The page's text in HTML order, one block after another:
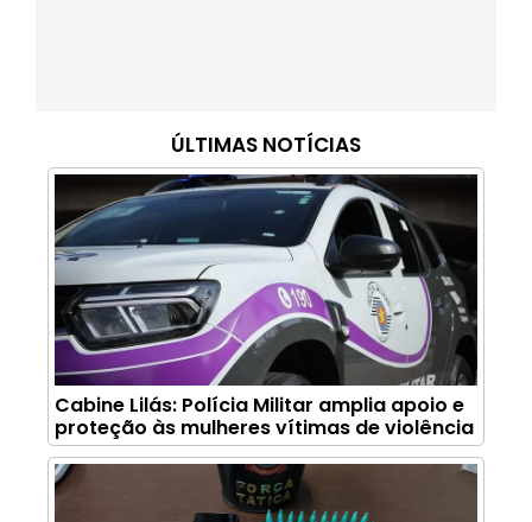
ÚLTIMAS NOTÍCIAS
Cabine Lilás: Polícia Militar amplia apoio e
proteção às mulheres vítimas de violência